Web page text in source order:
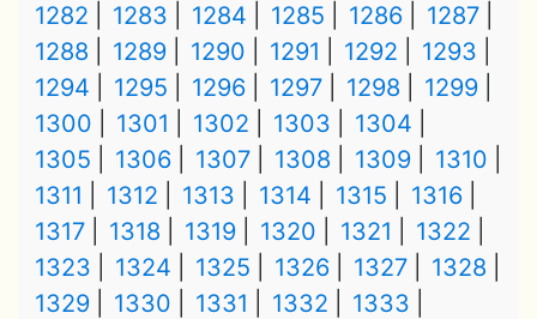
1282
1283 1284 1285 1286
1287
1288
1289 1290 1291 1292
1293
1294
1295 1296 1297 1298
1299
1300
1301 1302 1303
1304
1305
1306 1307 1308 1309
1310
1311
1312 1313 1314 1315
1316
1317
1318 1319 1320 1321
1322
1323
1324 1325 1326 1327
1328
1329
1330 1331 1332
1333